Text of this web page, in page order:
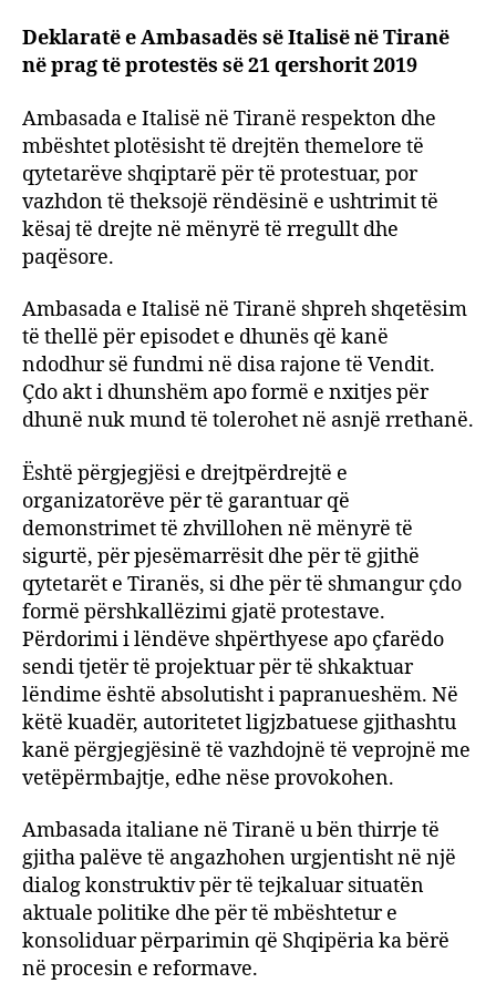
Deklaratë e Ambasadës së Italisë në Tiranë
në prag të protestës së 21 qershorit 2019
Ambasada e Italisë në Tiranë respekton dhe
mbështet plotësisht të drejtën themelore të
qytetarëve shqiptarë për të protestuar, por
vazhdon të theksojë rëndësinë e ushtrimit të
kësaj të drejte në mënyrë të rregullt dhe
paqësore.
Ambasada e Italisë në Tiranë shpreh shqetësim
të thellë për episodet e dhunës që kanë
ndodhur së fundmi në disa rajone të Vendit.
Çdo akt i dhunshëm apo formë e nxitjes për
dhunë nuk mund të tolerohet në asnjë rrethanë.
Është përgjegjësi e drejtpërdrejtë e
organizatorëve për të garantuar që
demonstrimet të zhvillohen në mënyrë të
sigurtë, për pjesëmarrësit dhe për të gjithë
qytetarët e Tiranës, si dhe për të shmangur çdo
formë përshkallëzimi gjatë protestave.
Përdorimi i lëndëve shpërthyese apo çfarëdo
sendi tjetër të projektuar për të shkaktuar
lëndime është absolutisht i papranueshëm. Në
këtë kuadër, autoritetet ligjzbatuese gjithashtu
kanë përgjegjësinë të vazhdojnë të veprojnë me
vetëpërmbajtje, edhe nëse provokohen.
Ambasada italiane në Tiranë u bën thirrje të
gjitha palëve të angazhohen urgjentisht në një
dialog konstruktiv për të tejkaluar situatën
aktuale politike dhe për të mbështetur e
konsoliduar përparimin që Shqipëria ka bërë
në procesin e reformave.